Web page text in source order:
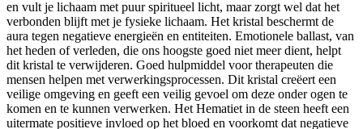
en vult je lichaam met puur spiritueel licht, maar zorgt wel dat het
verbonden blijft met je fysieke lichaam. Het kristal beschermt de
aura tegen negatieve energieën en entiteiten. Emotionele ballast, van
het heden of verleden, die ons hoogste goed niet meer dient, helpt
dit kristal te verwijderen. Goed hulpmiddel voor therapeuten die
mensen helpen met verwerkingsprocessen. Dit kristal creëert een
veilige omgeving en geeft een veilig gevoel om deze onder ogen te
komen en te kunnen verwerken. Het Hematiet in de steen heeft een
uitermate positieve invloed op het bloed en voorkomt dat negatieve